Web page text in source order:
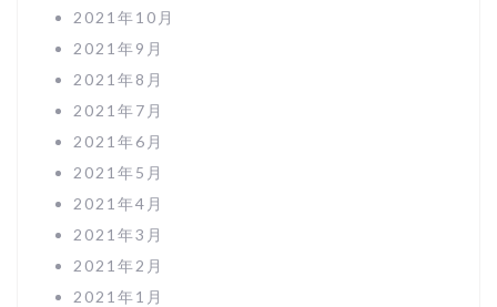
2021年10月
2021年9月
2021年8月
2021年7月
2021年6月
2021年5月
2021年4月
2021年3月
2021年2月
2021年1月